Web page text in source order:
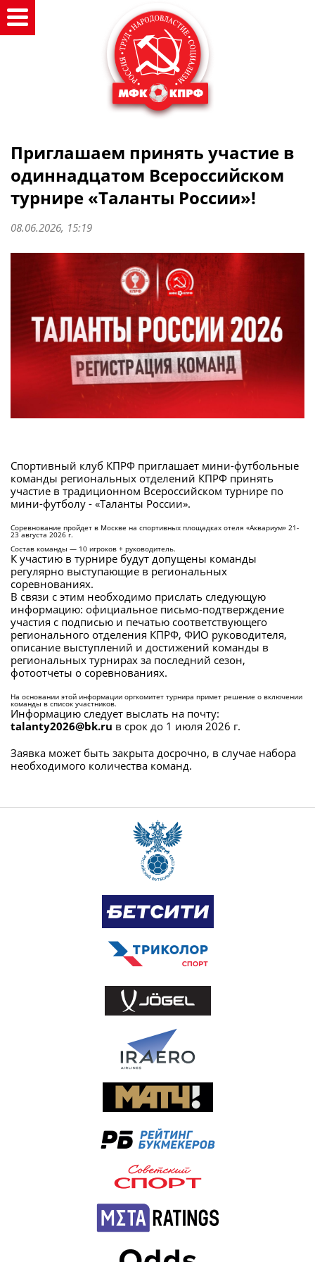
Приглашаем принять участие в
одиннадцатом Всероссийском
турнире «Таланты России»!
08.06.2026, 15:19
Спортивный клуб КПРФ приглашает мини-футбольные
команды региональных отделений КПРФ принять
участие в традиционном Всероссийском турнире по
мини-футболу - «Таланты России».
Соревнование пройдет в Москве на спортивных площадках отеля «Аквариум» 21-
23 августа 2026 г.
Состав команды — 10 игроков + руководитель.
К участию в турнире будут допущены команды
регулярно выступающие в региональных
соревнованиях.
В связи с этим необходимо прислать следующую
информацию: официальное письмо-подтверждение
участия с подписью и печатью соответствующего
регионального отделения КПРФ, ФИО руководителя,
описание выступлений и достижений команды в
региональных турнирах за последний сезон,
фотоотчеты о соревнованиях.
На основании этой информации оргкомитет турнира примет решение о включении
команды в список участников.
Информацию следует выслать на почту:
talanty2026@bk.ru в срок до 1 июля 2026 г.
Заявка может быть закрыта досрочно, в случае набора
необходимого количества команд.